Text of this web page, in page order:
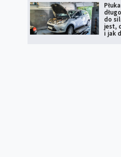
do
jest,
i jak